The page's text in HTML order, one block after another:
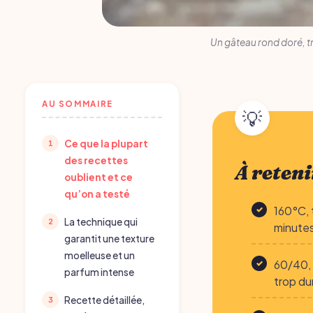
Un gâteau rond doré,
AU SOMMAIRE
Ce que la plupart
des recettes
oublient et ce
qu’on a testé
La technique qui
garantit une texture
moelleuse et un
parfum intense
Recette détaillée,
À
60/40,
trop